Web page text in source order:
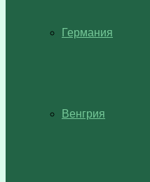
Германия
Венгрия